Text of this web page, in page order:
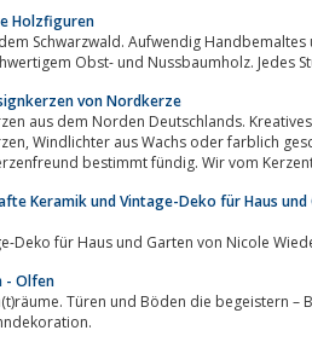
Holzfiguren
Schwarzwald. Aufwendig
Obst- und Nussbaumholz. Jedes
von Nordkerze
aus dem Norden Deutschlands.
farbenfrohe
als Kerzenfreund bestimmt fündig. Wir vom
Keramik und Vintage-Deko für Haus und
Deko für Haus und Garten von Nicole
- Olfen
Türen und Böden die begeistern –
Wohndekoration.